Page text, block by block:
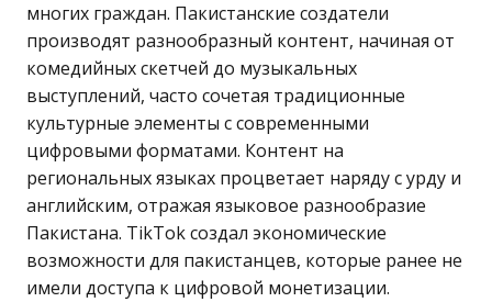
многих граждан. Пакистанские создатели
производят разнообразный контент, начиная от
комедийных скетчей до музыкальных
выступлений, часто сочетая традиционные
культурные элементы с современными
цифровыми форматами. Контент на
региональных языках процветает наряду с урду и
английским, отражая языковое разнообразие
Пакистана. TikTok создал экономические
возможности для пакистанцев, которые ранее не
имели доступа к цифровой монетизации.